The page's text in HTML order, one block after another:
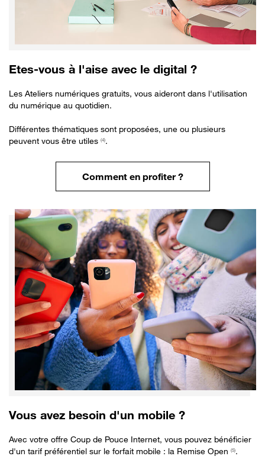
Etes-vous à l'aise avec le digital ?
Les Ateliers numériques gratuits, vous aideront dans l'utilisation
du numérique au quotidien.
Différentes thématiques sont proposées, une ou plusieurs
peuvent vous être utiles (4).
Comment en profiter ?
Vous avez besoin d'un mobile ?
Avec votre offre Coup de Pouce Internet, vous pouvez bénéficier
d'un tarif préférentiel sur le forfait mobile : la Remise Open (5).